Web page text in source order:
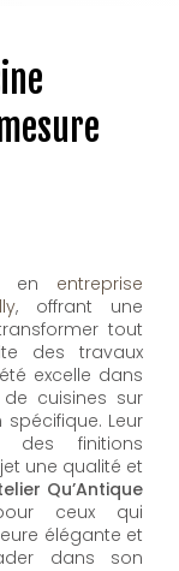
en entreprise
, offrant une
tout
des travaux
excelle dans
cuisines sur
Leur
des finitions
une qualité et
Qu’Antique
ceux qui
élégante et
dans son